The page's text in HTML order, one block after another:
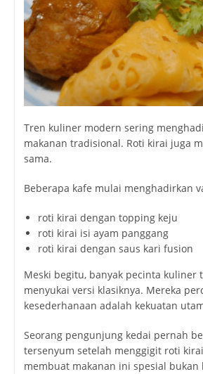
Tren kuliner modern sering
makanan tradisional. Roti kirai juga
sama.
Beberapa kafe mulai menghadirkan
roti kirai dengan topping keju
roti kirai isi ayam panggang
roti kirai dengan saus kari fusion
Meski begitu, banyak pecinta kuliner
menyukai versi klasiknya. Mereka
kesederhanaan adalah kekuatan
Seorang pengunjung kedai pernah
tersenyum setelah menggigit roti kirai
membuat makanan ini spesial bukan